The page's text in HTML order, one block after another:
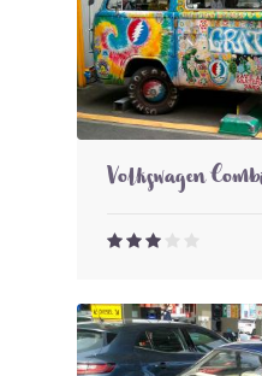
Volkswagen